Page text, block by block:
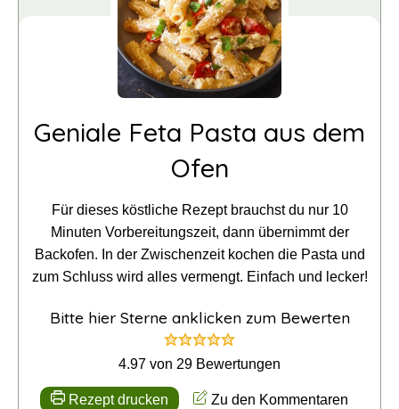
Geniale Feta Pasta aus dem
Ofen
Für dieses köstliche Rezept brauchst du nur 10
Minuten Vorbereitungszeit, dann übernimmt der
Backofen. In der Zwischenzeit kochen die Pasta und
zum Schluss wird alles vermengt. Einfach und lecker!
Bitte hier Sterne anklicken zum Bewerten
4.97 von 29 Bewertungen
Rezept drucken
Zu den Kommentaren